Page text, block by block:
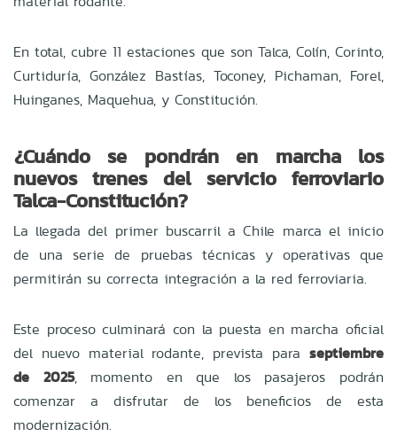
En total, cubre 11 estaciones que son Talca, Colín, Corinto,
Curtiduría, González Bastías, Toconey, Pichaman, Forel,
Huinganes, Maquehua, y Constitución.
¿Cuándo se pondrán en marcha los
nuevos trenes del servicio ferroviario
Talca-Constitución?
La llegada del primer buscarril a Chile marca el inicio
de una serie de pruebas técnicas y operativas que
permitirán su correcta integración a la red ferroviaria.
Este proceso culminará con la puesta en marcha oficial
del nuevo material rodante, prevista para septiembre
de 2025, momento en que los pasajeros podrán
comenzar a disfrutar de los beneficios de esta
modernización.